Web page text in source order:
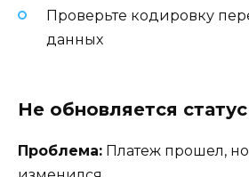
Проверьте кодировку
данных
Не обновляется
Проблема: Платеж прошел, но